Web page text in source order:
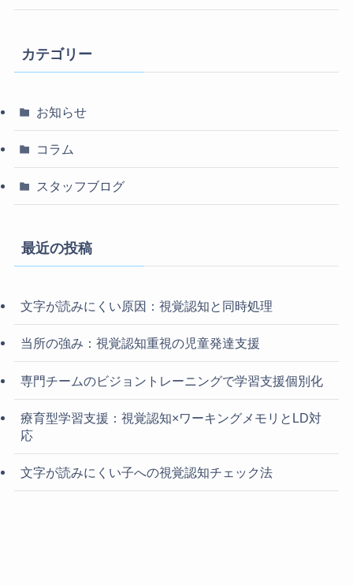
カテゴリー
お知らせ
コラム
スタッフブログ
最近の投稿
文字が読みにくい原因：視覚認知と同時処理
当所の強み：視覚認知重視の児童発達支援
専門チームのビジョントレーニングで学習支援個別化
療育型学習支援：視覚認知×ワーキングメモリとLD対
応
文字が読みにくい子への視覚認知チェック法